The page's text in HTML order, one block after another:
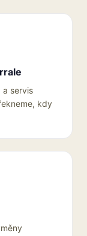
a servis
kdy